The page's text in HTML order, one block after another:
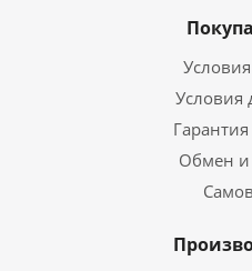
Условия
Обмен и